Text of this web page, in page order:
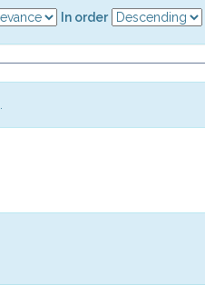
In order